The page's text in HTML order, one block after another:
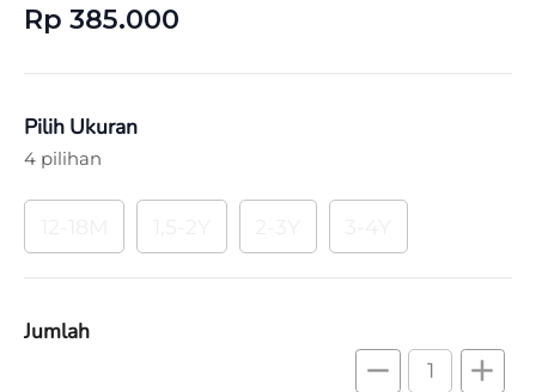
Rp 385.000
Pilih Ukuran
4 pilihan
Jumlah
remove add